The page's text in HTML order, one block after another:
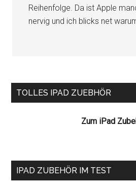
Reihenfolge. Da ist Apple
nervig und ich blicks net
Seitenspalte
TOLLES IPAD ZUEBHÖR
Zum iPad
IPAD ZUBEHÖR IM TEST